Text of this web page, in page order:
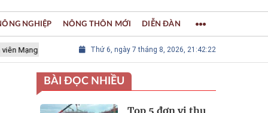
lưới các Thành phố Thủ công sáng tạo Thế giới LÀNG NGHỀ
Thứ 6, ngày 7 tháng 8, 2026, 21:42:24
NGHIỆP NÔNG THÔN MỚI DIỄN ĐÀN
BÀI ĐỌC NHIỀU
Top 5 đơn vị thu